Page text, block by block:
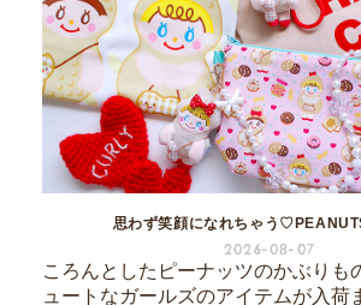
思わず笑顔になれちゃう
2026-08-07
ころんとしたピーナッツのかぶりも
ュートなガールズのアイテムが入荷